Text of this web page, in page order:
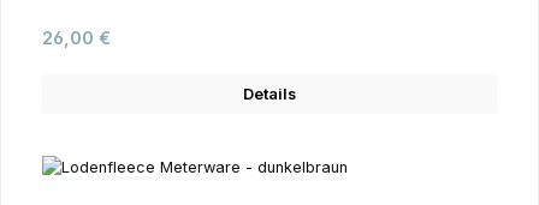
Regulärer Preis:
26,00 €
Details